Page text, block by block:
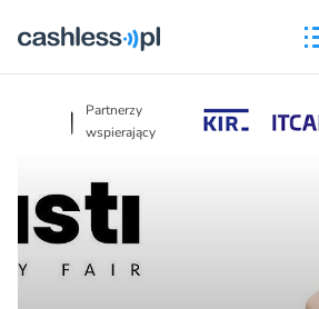
Partnerzy
wspierający